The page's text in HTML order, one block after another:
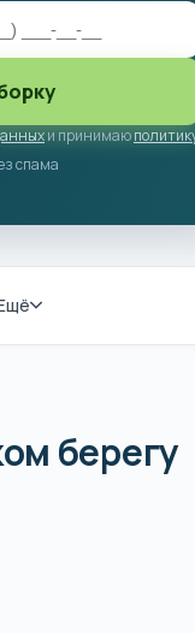
и принимаю
спама
берегу